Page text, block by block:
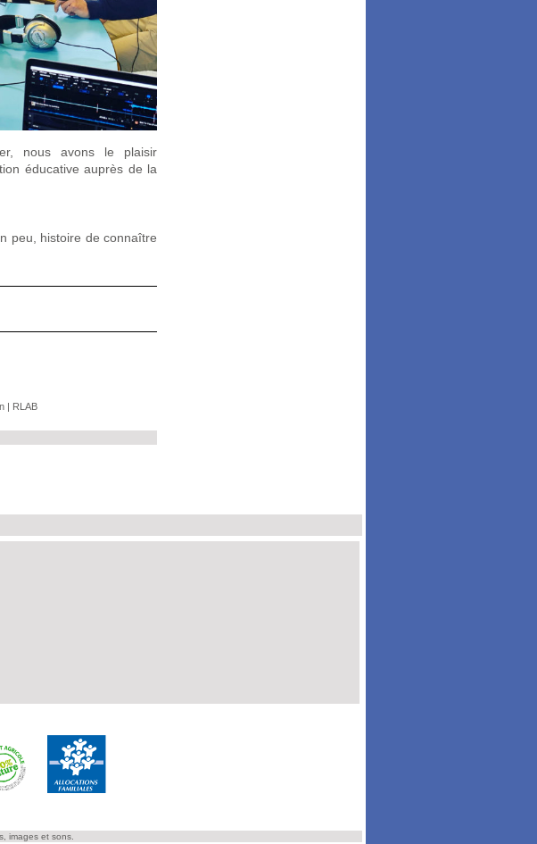
nous avons le plaisir
éducative auprès de la
peu, histoire de connaître
| RLAB
images et sons.